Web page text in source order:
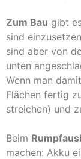
Zum Bau gibt
sind
sind aber von
unten
Wenn man
Flächen fertig
streichen) und
Beim
machen: Akku